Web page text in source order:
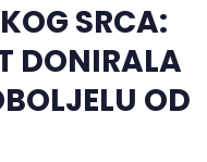
SRCA:
DONIRALA
OD